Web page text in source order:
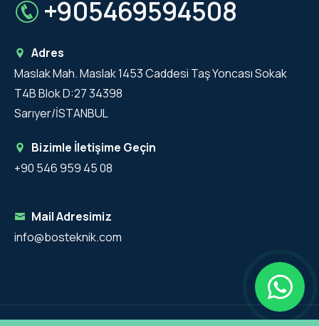
+905469594508
Adres
Maslak Mah. Maslak 1453 Caddesi Taş Yoncası Sokak
T4B Blok D:27 34398
Sarıyer/İSTANBUL
Bizimle İletişime Geçin
+90 546 959 45 08
Mail Adresimiz
info@bosteknik.com